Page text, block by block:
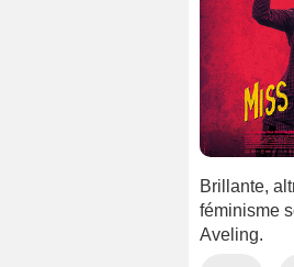
Brillante,
féminisme
Aveling.